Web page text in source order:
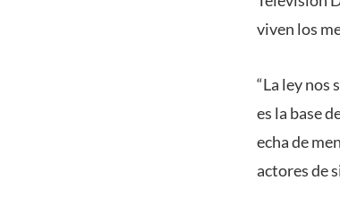
viven los
“La ley nos
es la base
echa de
actores de